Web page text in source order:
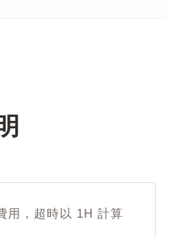
用，超時以 1H 計算